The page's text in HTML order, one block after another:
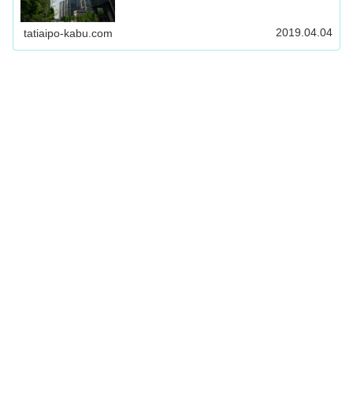
tatiaipo-kabu.com 2019.04.04